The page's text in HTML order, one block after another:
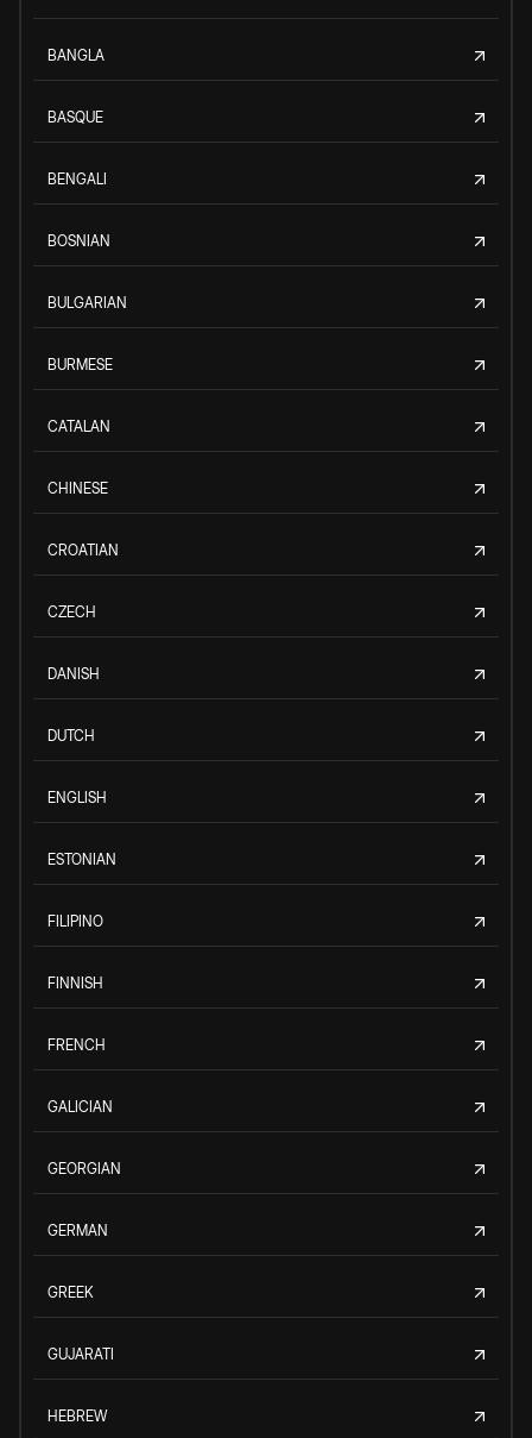
BANGLA
BASQUE
BENGALI
BOSNIAN
BULGARIAN
BURMESE
CATALAN
CHINESE
CROATIAN
CZECH
DANISH
DUTCH
ENGLISH
ESTONIAN
FILIPINO
FINNISH
FRENCH
GALICIAN
GEORGIAN
GERMAN
GREEK
GUJARATI
HEBREW